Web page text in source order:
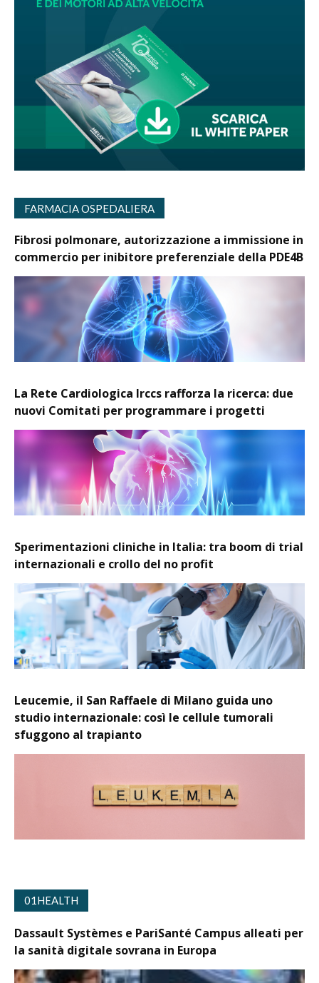
FARMACIA OSPEDALIERA
Fibrosi polmonare, autorizzazione a immissione in
commercio per inibitore preferenziale della PDE4B
La Rete Cardiologica Irccs rafforza la ricerca: due
nuovi Comitati per programmare i progetti
Sperimentazioni cliniche in Italia: tra boom di trial
internazionali e crollo del no profit
Leucemie, il San Raffaele di Milano guida uno
studio internazionale: così le cellule tumorali
sfuggono al trapianto
01HEALTH
Dassault Systèmes e PariSanté Campus alleati per
la sanità digitale sovrana in Europa